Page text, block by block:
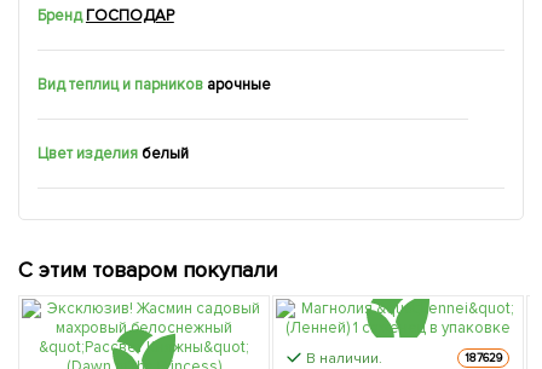
Бренд ГОСПОДАР
Вид теплиц и парников арочные
Цвет изделия белый
С этим товаром покупали
В наличии. 187629